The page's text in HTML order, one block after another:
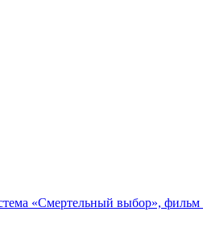
«Смертельный выбор», фильм